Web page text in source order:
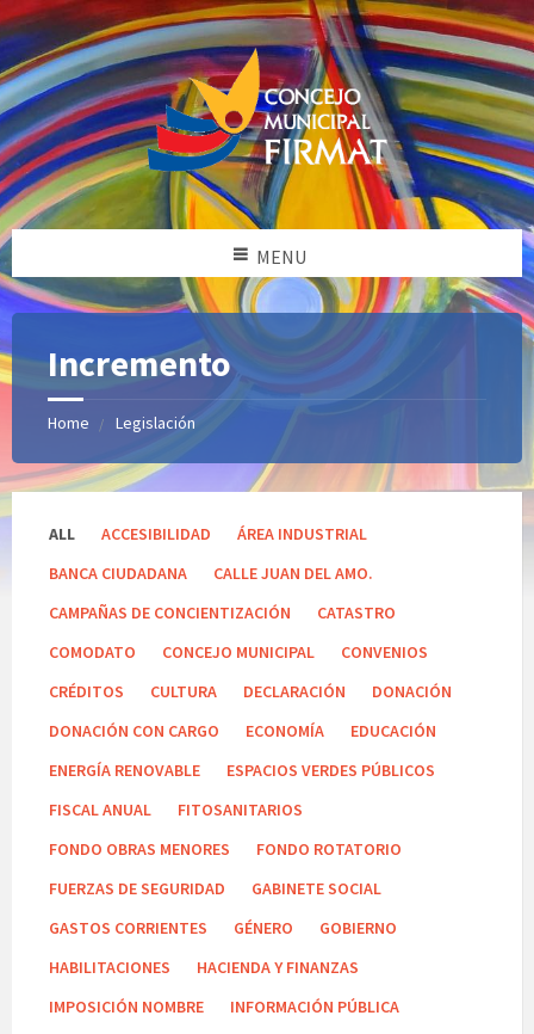
MENU
Incremento
Home Legislación
Categories:
ALL ACCESIBILIDAD
ÁREA INDUSTRIAL
BANCA CIUDADANA
CALLE JUAN DEL AMO.
CAMPAÑAS DE CONCIENTIZACIÓN
CATASTRO
COMODATO
CONCEJO MUNICIPAL
CONVENIOS
CRÉDITOS
CULTURA DECLARACIÓN
DONACIÓN
DONACIÓN CON CARGO
ECONOMÍA
EDUCACIÓN
ENERGÍA RENOVABLE
ESPACIOS VERDES PÚBLICOS
FISCAL ANUAL
FITOSANITARIOS
FONDO OBRAS MENORES
FONDO ROTATORIO
FUERZAS DE SEGURIDAD
GABINETE SOCIAL
GASTOS CORRIENTES
GÉNERO
GOBIERNO
HABILITACIONES
HACIENDA Y FINANZAS
IMPOSICIÓN NOMBRE
INFORMACIÓN PÚBLICA